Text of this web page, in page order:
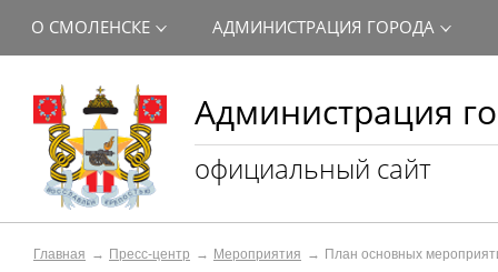
Администрация
официальный сайт
О СМОЛЕНСКЕ АДМИНИСТРАЦИЯ ГОРОДА
Главная Пресс-центр Мероприятия План основных